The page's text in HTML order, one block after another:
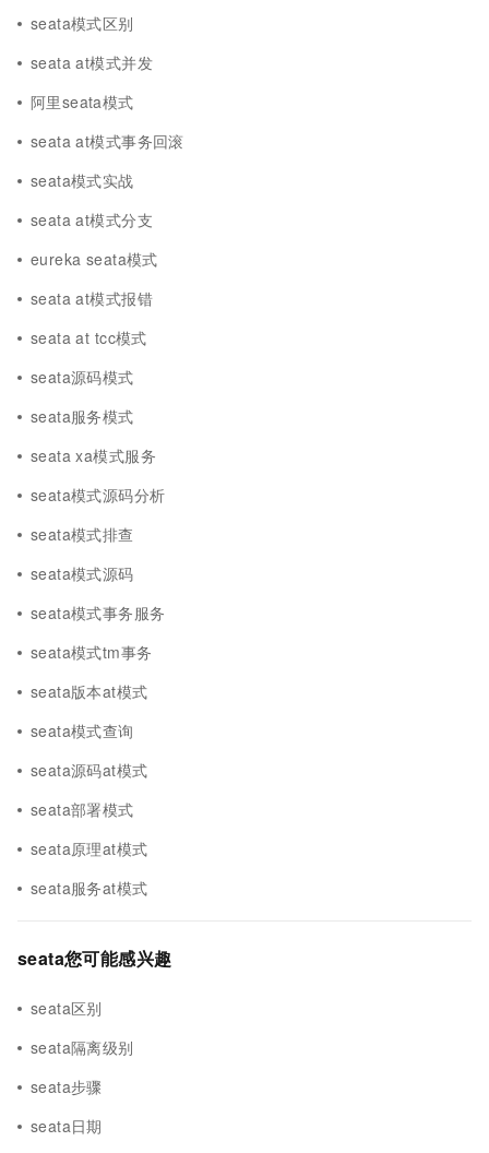
seata模式区别
seata at模式并发
阿里seata模式
seata at模式事务回滚
seata模式实战
seata at模式分支
eureka seata模式
seata at模式报错
seata at tcc模式
seata源码模式
seata服务模式
seata xa模式服务
seata模式源码分析
seata模式排查
seata模式源码
seata模式事务服务
seata模式tm事务
seata版本at模式
seata模式查询
seata源码at模式
seata部署模式
seata原理at模式
seata服务at模式
seata您可能感兴趣
seata区别
seata隔离级别
seata步骤
seata日期